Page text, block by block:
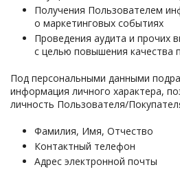
Получения Пользователем
о маркетинговых событиях
Проведения аудита и прочих
с целью повышения качества
Под персональными данными
информация личного характера,
личность Пользователя/
Фамилия, Имя, Отчество
Контактный телефон
Адрес электронной почты